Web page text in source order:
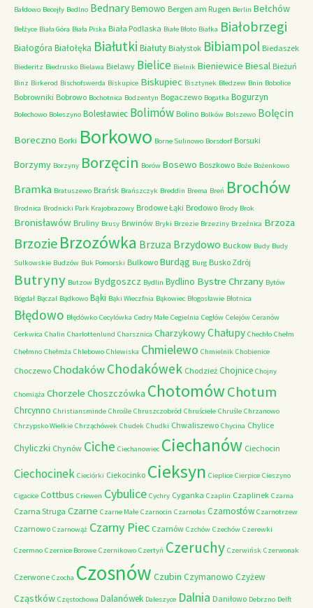
Bałdowo Becejły Bedlno BednaryBemowo Bergen am Rugen Berlin Bełchów
Bełżyce Biała Góra Biała Piska Biała Podlaska Białe Błoto Białka Białobrzegi
Białogóra Białołęka Białutki Białuty Białystok Bibiampol Biedaszek
Biederitz Biedrusko Bielawa Bielawy Bielice Bielnik Bieniewice Biesal Bieżuń
Binz Birkerod Bischofswerda Biskupice Biskupiec Bisztynek Bledzew Bnin Bobolice
Bobrowniki Bobrowo Bochotnica Bodzentyn Bogaczewo Bogatka Bogurzyn
Bolechowo Boleszyno Bolesławiec Bolimów Bolino Bolków Bolszewo Bolęcin
Boreczno Borki Borkowo Borne Sulinowo Borsdorf Borsuki
Borzymy Borzyny Borzęcin Borów Bosewo Boszkowo Boże Bożenkowo
Bramka Bratuszewo Brańsk Brańszczyk Breddin Brema Breń Brochów
Brodnica Brodnicki Park Krajobrazowy Brodowe Łąki Brodowo Brody Brok
Bronisławów Bruliny Brusy Brwinów Bryki Brzezie Brzeziny Brzeźnica Brzoza
Brzozie Brzozówka Brzuza Brzydowo Buckow Budy Budy
Sulkowskie Budzów Buk Pomorski Bulkowo Burdąg Burg Busko Zdrój
Butryny Butzow Bydgoszcz Bydlin Bydlino Bystre Chrzany Bytów
Bógdał Bączal Bądkowo Bąki Bąki Wieczfnia Bąkowiec Błogosławie Błotnica
Błędowo Błędówko Cecylówka Cedry Małe Cegielnia Cegłów Celejów Ceranów
Cerkwica Chalin Charlottenlund Charsznica CharzykowyChałupy Chechło Chełm
Chełmno Chełmża Chlebowo Chlewiska Chmielewo Chmielnik Chobienice
Choczewo ChodakówChodakówek Chodzież Chojnice Chojny
Chomiąża Chorzele Choszczówka ChotomówChotum
Chrcynno Christiansminde Chrośle Chruszczobród Chruściele Chruśle Chrzanowo
Chrzypsko Wielkie Chrząchówek Chudek Chudki Chwaliszewo Chycina Chylice
Chyliczki Chynów Ciche Ciechanowiec Ciechanów Ciechocin
Ciechocinek Cieciórki Ciekocinko Cieksyn Cieplice Cierpice Cieszyno
Cigacice Cottbus Criewen Cybulice Cychry Cyganka Czaplin Czaplinek Czarna
Czarna Struga Czarne Czarne Małe Czarnocin Czarnolas Czarnostów Czarnotrzew
Czarnowo Czarnowąż Czarny Piec Czarnów Czchów Czechów Czerewki
Czermno Czernice Borowe Czernikowo Czertyń Czeruchy Czerwińsk Czerwonak
Czerwone Czocha Czosnów Czubin Czymanowo Czyżew
Cząstków Częstochowa Dalanówek Daleszyce Dalnia Daniłowo Debrzno Delft